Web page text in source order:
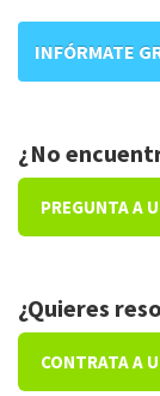
INFÓRMATE
¿No
PREGUNTA A
¿Quieres
CONTRATA A